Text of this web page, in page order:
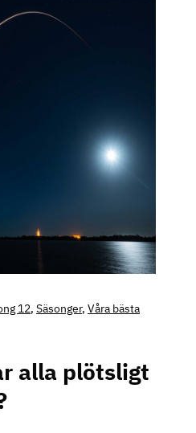
12, Säsonger, Våra bästa
alla plötsligt